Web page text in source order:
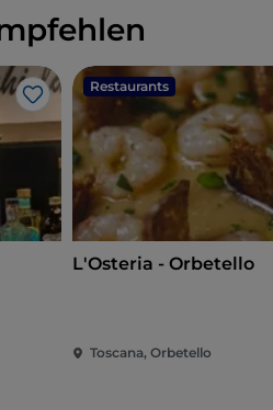
Like
Restaurants
L'Osteria - Orbetello
Toscana, Orbetello